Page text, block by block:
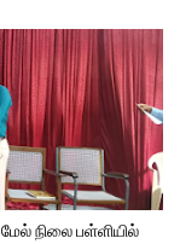
நிலை பள்ளியில்